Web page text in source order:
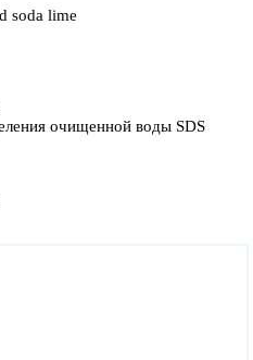
soda lime
очищенной воды SDS